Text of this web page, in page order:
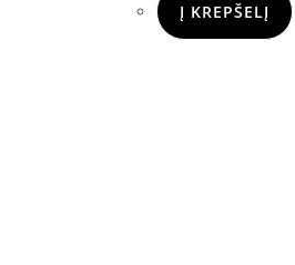
Į KREPŠELĮ